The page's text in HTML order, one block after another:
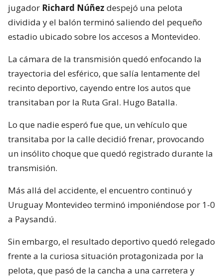
jugador Richard Núñez despejó una pelota
dividida y el balón terminó saliendo del pequeño
estadio ubicado sobre los accesos a Montevideo.
La cámara de la transmisión quedó enfocando la
trayectoria del esférico, que salía lentamente del
recinto deportivo, cayendo entre los autos que
transitaban por la Ruta Gral. Hugo Batalla.
Lo que nadie esperó fue que, un vehículo que
transitaba por la calle decidió frenar, provocando
un insólito choque que quedó registrado durante la
transmisión.
Más allá del accidente, el encuentro continuó y
Uruguay Montevideo terminó imponiéndose por 1-0
a Paysandú.
Sin embargo, el resultado deportivo quedó relegado
frente a la curiosa situación protagonizada por la
pelota, que pasó de la cancha a una carretera y